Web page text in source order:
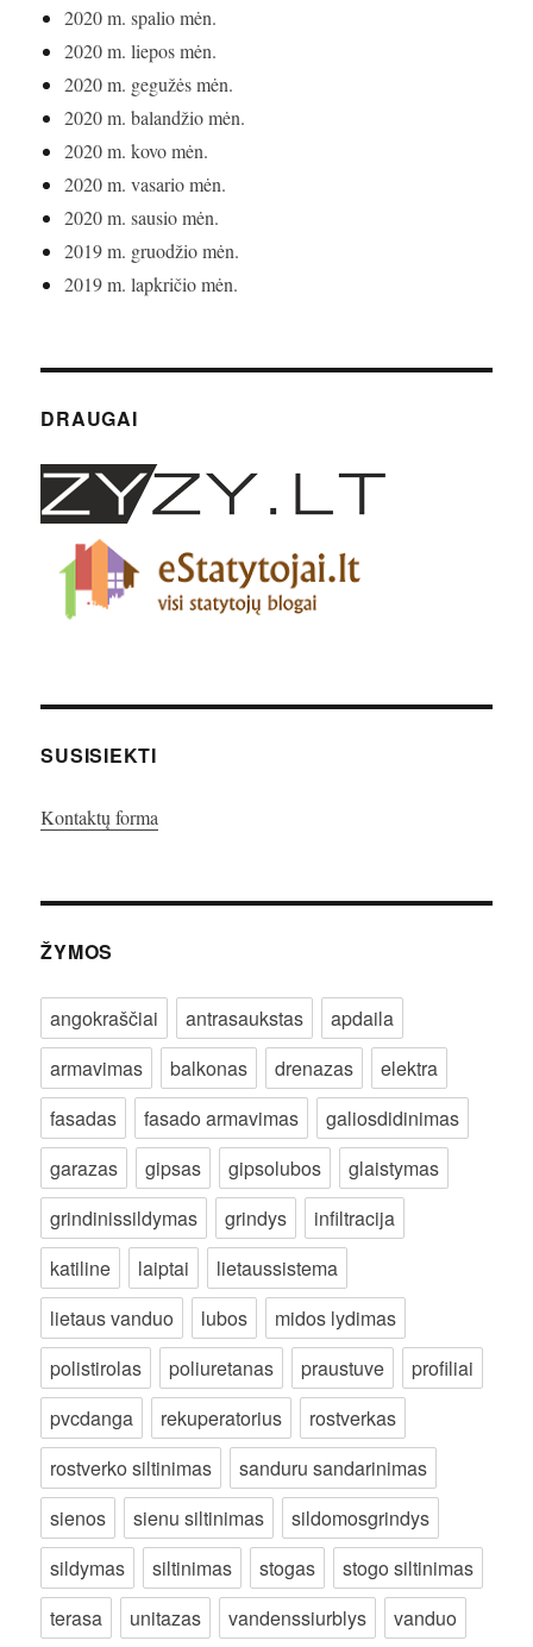
2020 m. spalio mėn.
2020 m. liepos mėn.
2020 m. gegužės mėn.
2020 m. balandžio mėn.
2020 m. kovo mėn.
2020 m. vasario mėn.
2020 m. sausio mėn.
2019 m. gruodžio mėn.
2019 m. lapkričio mėn.
DRAUGAI
SUSISIEKTI
Kontaktų forma
ŽYMOS
angokraščiai antrasaukstas
apdaila
armavimas
balkonas drenazas
elektra
fasadas
fasado armavimas
galiosdidinimas
garazas
gipsas gipsolubos
glaistymas
grindinissildymas
grindys
infiltracija
katiline
laiptai
lietaussistema
lietaus vanduo
lubos
midos lydimas
polistirolas
poliuretanas praustuve
profiliai
pvcdanga
rekuperatorius
rostverkas
rostverko siltinimas
sanduru sandarinimas
sienos
sienu siltinimas
sildomosgrindys
sildymas
siltinimas stogas
stogo siltinimas
terasa
unitazas vandenssiurblys vanduo